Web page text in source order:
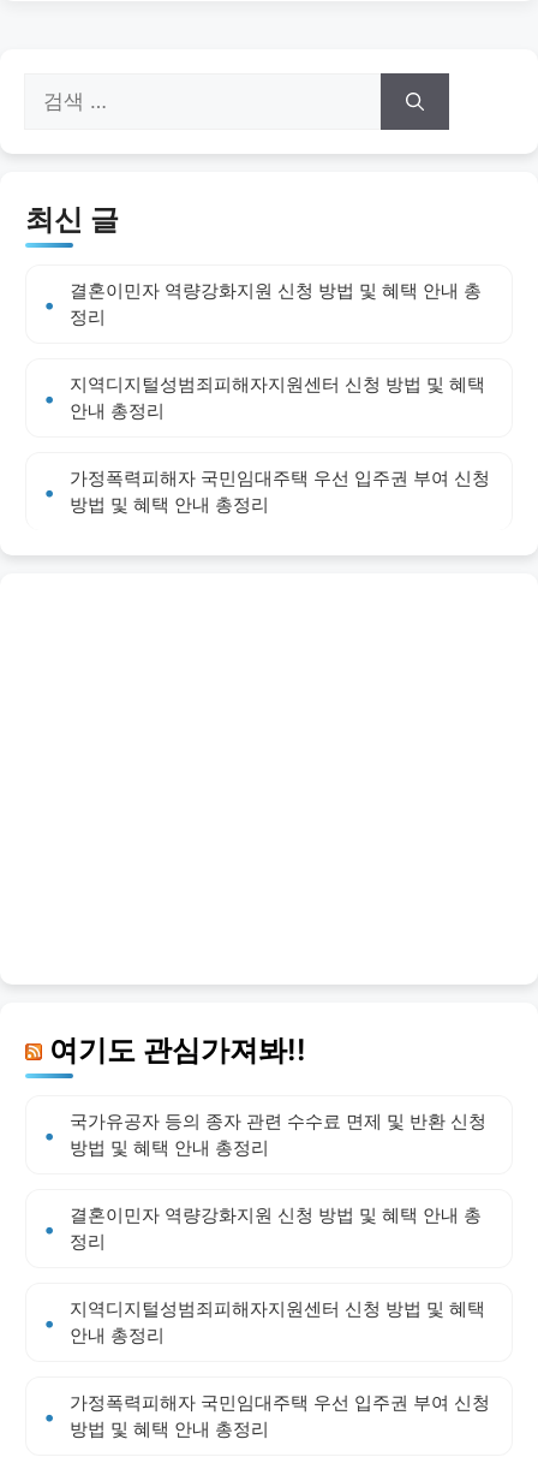
최신 글
결혼이민자 역량강화지원 신청 방법 및 혜택 안내 총
정리
지역디지털성범죄피해자지원센터 신청 방법 및 혜택
안내 총정리
가정폭력피해자 국민임대주택 우선 입주권 부여 신청
방법 및 혜택 안내 총정리
여기도 관심가져봐!!
국가유공자 등의 종자 관련 수수료 면제 및 반환 신청
방법 및 혜택 안내 총정리
결혼이민자 역량강화지원 신청 방법 및 혜택 안내 총
정리
지역디지털성범죄피해자지원센터 신청 방법 및 혜택
안내 총정리
가정폭력피해자 국민임대주택 우선 입주권 부여 신청
방법 및 혜택 안내 총정리